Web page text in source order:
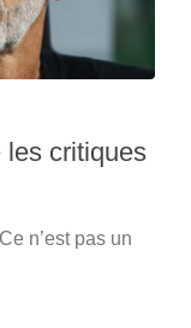
les critiques
n’est pas un